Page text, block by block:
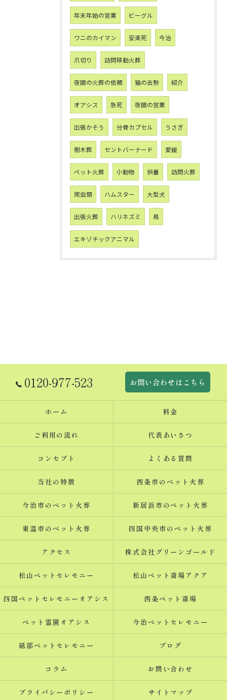
年末年始の営業 ビーグル
ワニのカイマン 安楽死 今治
爪切り 訪問移動火葬
夜間の火葬の依頼 猫の去勢 紹介
オアシス 急死 夜間の営業
出張かそう 分骨カプセル うさぎ
樹木葬 セントバーナード 愛媛
ペット火葬 小動物 供養 訪問火葬
爬虫類 ハムスター 大型犬
出張火葬 ハリネズミ 鳥
エキゾチックアニマル
0120-977-523 お問い合わせはこちら
ホーム 料金
ご利用の流れ 代表あいさつ
コンセプト よくある質問
当社の特徴 西条市のペット火葬
今治市のペット火葬 新居浜市のペット火葬
東温市のペット火葬 四国中央市のペット火葬
アクセス 株式会社グリーンゴールド
松山ペットセレモニー 松山ペット斎場アクア
四国ペットセレモニーオアシス 西条ペット斎場
ペット霊園オアシス 今治ペットセレモニー
砥部ペットセレモニー ブログ
コラム お問い合わせ
プライバシーポリシー サイトマップ